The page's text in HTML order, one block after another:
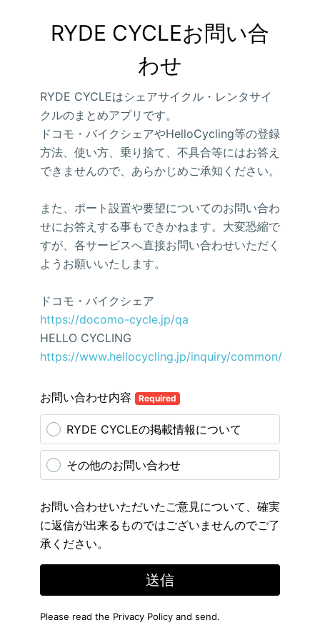
RYDE CYCLEお問い合
わせ
RYDE CYCLEはシェアサイクル・レンタサイ
クルのまとめアプリです。
ドコモ・バイクシェアやHelloCycling等の登録
方法、使い方、乗り捨て、不具合等にはお答え
できませんので、あらかじめご承知ください。
また、ポート設置や要望についてのお問い合わ
せにお答えする事もできかねます。大変恐縮で
すが、各サービスへ直接お問い合わせいただく
ようお願いいたします。
ドコモ・バイクシェア
https://docomo-cycle.jp/qa
HELLO CYCLING
https://www.hellocycling.jp/inquiry/common/
お問い合わせ内容 Required
RYDE CYCLEの掲載情報について
その他のお問い合わせ
お問い合わせいただいたご意見について、確実
に返信が出来るものではございませんのでご了
承ください。
送信
Please read the Privacy Policy and send.